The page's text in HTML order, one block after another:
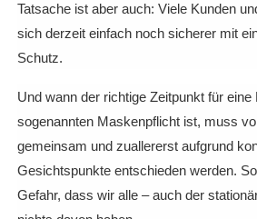
Tatsache ist aber auch: Viele Kunden
sich derzeit einfach noch sicherer mit
Schutz.
Und wann der richtige Zeitpunkt für eine
sogenannten Maskenpflicht ist, muss
gemeinsam und zuallererst aufgrund
Gesichtspunkte entschieden werden.
Gefahr, dass wir alle – auch der